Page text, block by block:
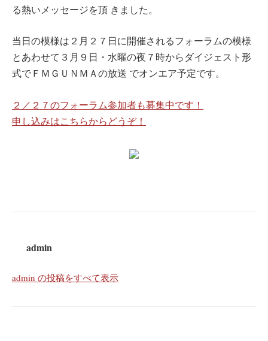
る熱いメッセージを頂 きました。
当日の模様は２月２７日に開催されるフォーラムの模様
とあわせて３月９日・水曜の夜７時からダイジェスト形
式でＦＭＧＵＮＭＡの放送 でオンエア予定です。
２／２７のフォーラム参加者も募集中です！
申し込みはこちらからどうぞ！
admin
admin の投稿をすべて表示